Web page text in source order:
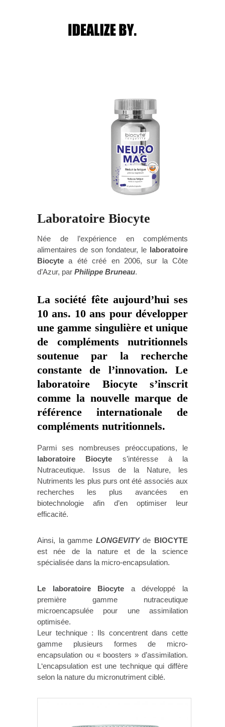
Laboratoire Biocyte
Née de l’expérience en compléments
alimentaires de son fondateur, le laboratoire
Biocyte a été créé en 2006, sur la Côte
d’Azur, par Philippe Bruneau.
La société fête aujourd’hui ses
10 ans. 10 ans pour développer
une gamme singulière et unique
de compléments nutritionnels
soutenue par la recherche
constante de l’innovation. Le
laboratoire Biocyte s’inscrit
comme la nouvelle marque de
référence internationale de
compléments nutritionnels.
Parmi ses nombreuses préoccupations, le
laboratoire Biocyte s’intéresse à la
Nutraceutique. Issus de la Nature, les
Nutriments les plus purs ont été associés aux
recherches les plus avancées en
biotechnologie afin d’en optimiser leur
efficacité.
Ainsi, la gamme LONGEVITYde BIOCYTE
est née de la nature et de la science
spécialisée dans la micro-encapsulation.
Le laboratoire Biocyte a développé la
première gamme nutraceutique
microencapsulée pour une assimilation
optimisée.
Leur technique : Ils concentrent dans cette
gamme plusieurs formes de micro-
encapsulation ou « boosters » d’assimilation.
L‘encapsulation est une technique qui diffère
selon la nature du micronutriment ciblé.